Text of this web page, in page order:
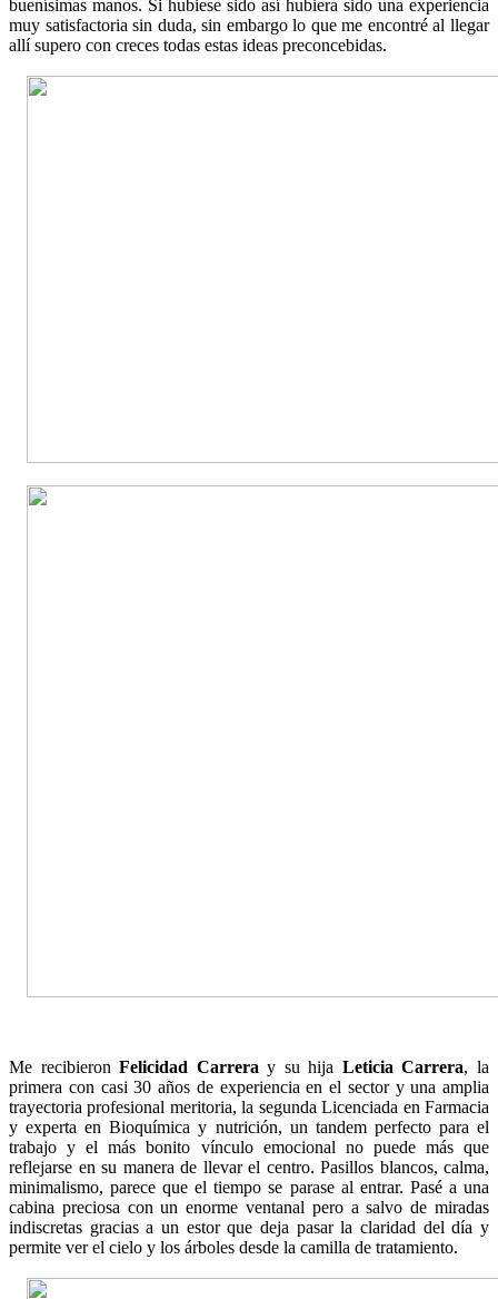
buenísimas manos. Si hubiese sido así hubiera sido una experiencia
muy satisfactoria sin duda, sin embargo lo que me encontré al llegar
allí supero con creces todas estas ideas preconcebidas.
Me recibieronFelicidad Carrera y su hija Leticia Carrera, la
primera con casi 30 años de experiencia en el sector y una amplia
trayectoria profesional meritoria, la segunda Licenciada en Farmacia
y experta en Bioquímica y nutrición, un tandem perfecto para el
trabajo y el más bonito vínculo emocional no puede más que
reflejarse en su manera de llevar el centro. Pasillos blancos, calma,
minimalismo, parece que el tiempo se parase al entrar. Pasé a una
cabina preciosa con un enorme ventanal pero a salvo de miradas
indiscretas gracias a un estor que deja pasar la claridad del día y
permite ver el cielo y los árboles desde la camilla de tratamiento.